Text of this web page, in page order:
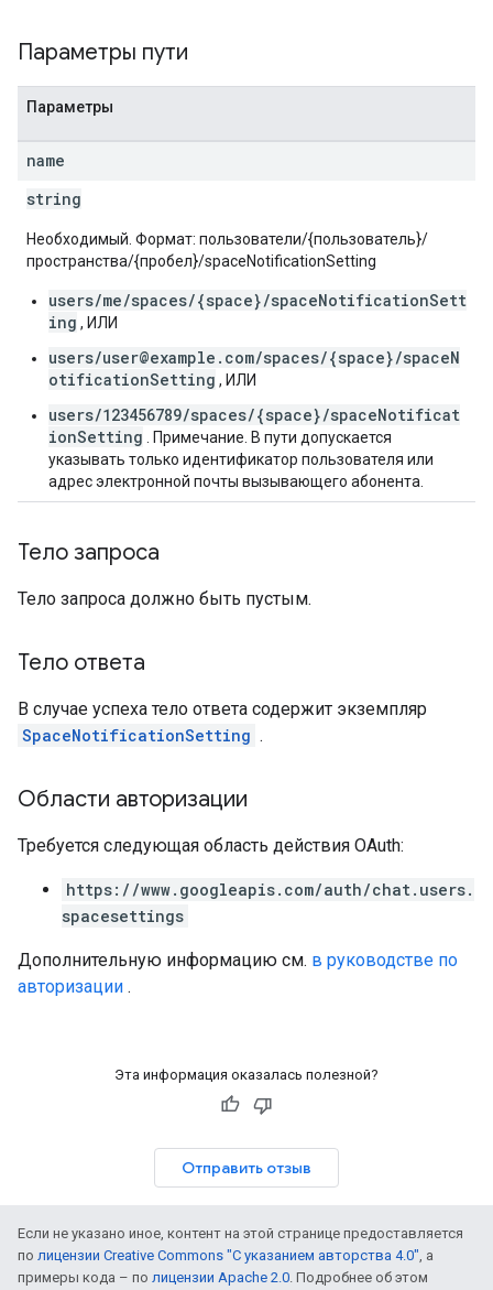
Параметры пути
Параметры
name
string
Необходимый. Формат: пользователи/{пользователь}/
пространства/{пробел}/spaceNotificationSetting
users/me/spaces/{space}/spaceNotificationSett
ing , ИЛИ
users/user@example.com/spaces/{space}/spaceN
otificationSetting , ИЛИ
users/123456789/spaces/{space}/spaceNotificat
ionSetting . Примечание. В пути допускается
указывать только идентификатор пользователя или
адрес электронной почты вызывающего абонента.
Тело запроса
Тело запроса должно быть пустым.
Тело ответа
В случае успеха тело ответа содержит экземпляр
SpaceNotificationSetting .
Области авторизации
Требуется следующая область действия OAuth:
https://www.googleapis.com/auth/chat.users.
spacesettings
Дополнительную информацию см. в руководстве по
авторизации .
Эта информация оказалась полезной?
Отправить отзыв
Если не указано иное, контент на этой странице предоставляется
по лицензии Creative Commons "С указанием авторства 4.0", а
примеры кода – по лицензии Apache 2.0. Подробнее об этом